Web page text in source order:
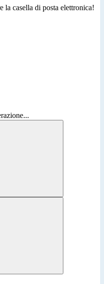
la casella di posta elettronica!